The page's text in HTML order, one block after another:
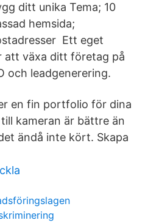
ditt unika Tema; 10
hemsida;
Ett eget
att växa ditt företag på
och leadgenerering.
en fin portfolio för dina
kameran är bättre än
ändå inte kört. Skapa